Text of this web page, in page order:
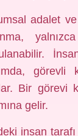
adalet
görevli
Bir görevi
gelir.
insan